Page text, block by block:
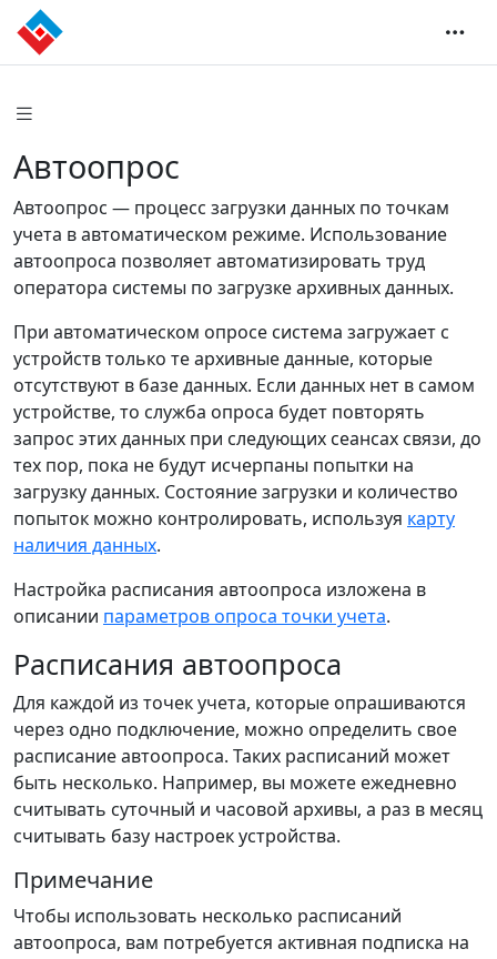
Автоопрос
Автоопрос — процесс загрузки данных по точкам
учета в автоматическом режиме. Использование
автоопроса позволяет автоматизировать труд
оператора системы по загрузке архивных данных.
При автоматическом опросе система загружает с
устройств только те архивные данные, которые
отсутствуют в базе данных. Если данных нет в самом
устройстве, то служба опроса будет повторять
запрос этих данных при следующих сеансах связи, до
тех пор, пока не будут исчерпаны попытки на
загрузку данных. Состояние загрузки и количество
попыток можно контролировать, используя карту
наличия данных.
Настройка расписания автоопроса изложена в
описании параметров опроса точки учета.
Расписания автоопроса
Для каждой из точек учета, которые опрашиваются
через одно подключение, можно определить свое
расписание автоопроса. Таких расписаний может
быть несколько. Например, вы можете ежедневно
считывать суточный и часовой архивы, а раз в месяц
считывать базу настроек устройства.
Примечание
Чтобы использовать несколько расписаний
автоопроса, вам потребуется активная подписка на